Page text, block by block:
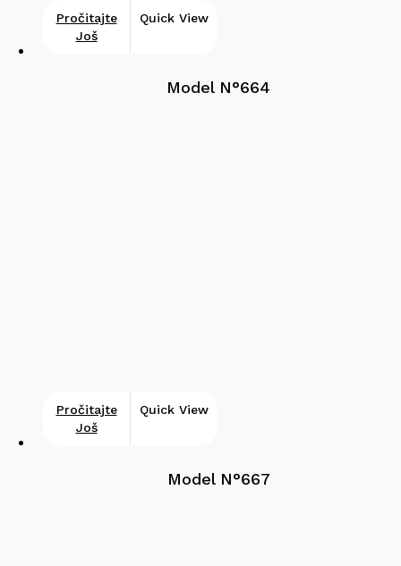
Pročitajte
Još
Quick View
Model N°664
Pročitajte
Još
Quick View
Model N°667